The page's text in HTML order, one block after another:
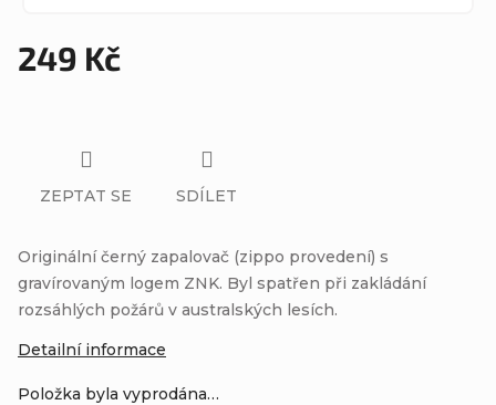
249 Kč
Položka byla vyprodána…
Originální černý zapalovač (zippo provedení) s
gravírovaným logem ZNK. Byl spatřen při zakládání
rozsáhlých požárů v australských lesích.
Detailní informace
ZEPTAT SE SDÍLET